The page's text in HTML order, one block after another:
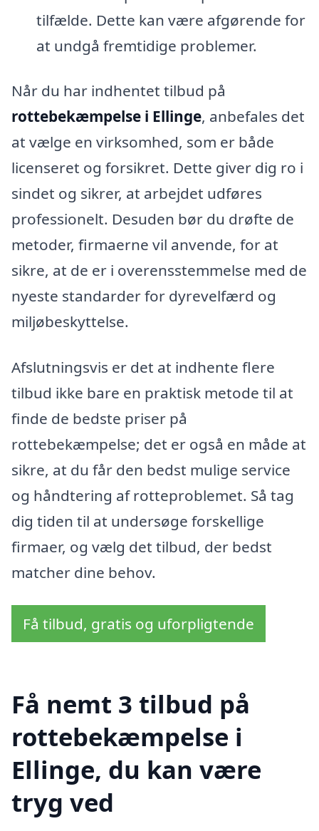
tilfælde. Dette kan være afgørende for
at undgå fremtidige problemer.
Når du har indhentet tilbud på
rottebekæmpelse i Ellinge, anbefales det
at vælge en virksomhed, som er både
licenseret og forsikret. Dette giver dig ro i
sindet og sikrer, at arbejdet udføres
professionelt. Desuden bør du drøfte de
metoder, firmaerne vil anvende, for at
sikre, at de er i overensstemmelse med de
nyeste standarder for dyrevelfærd og
miljøbeskyttelse.
Afslutningsvis er det at indhente flere
tilbud ikke bare en praktisk metode til at
finde de bedste priser på
rottebekæmpelse; det er også en måde at
sikre, at du får den bedst mulige service
og håndtering af rotteproblemet. Så tag
dig tiden til at undersøge forskellige
firmaer, og vælg det tilbud, der bedst
matcher dine behov.
Få tilbud, gratis og uforpligtende
Få nemt 3 tilbud på
rottebekæmpelse i
Ellinge, du kan være
tryg ved